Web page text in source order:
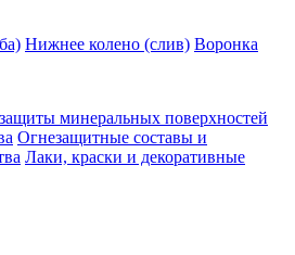
Нижнее колено (слив) Воронка
минеральных поверхностей
Огнезащитные составы и
Лаки, краски и декоративные